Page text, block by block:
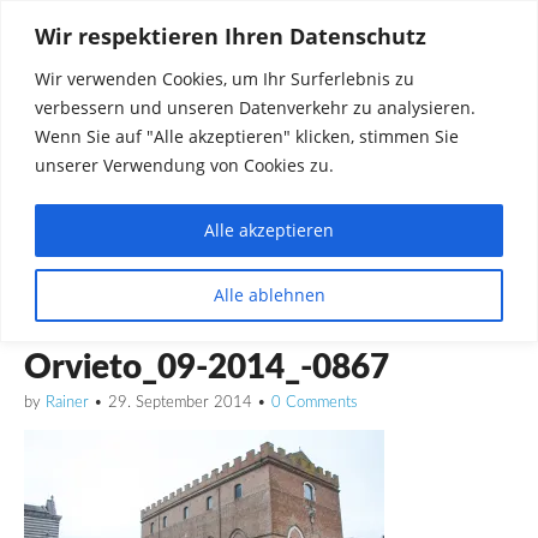
Wir respektieren Ihren Datenschutz
Wir verwenden Cookies, um Ihr Surferlebnis zu
verbessern und unseren Datenverkehr zu analysieren.
Wenn Sie auf "Alle akzeptieren" klicken, stimmen Sie
unserer Verwendung von Cookies zu.
Alle ablehnen
Alle akzeptieren
Rainer in Krawickel
Dinge die mich interessieren diskutieren
Orvieto_09-2014_-0867
by Rainer • 29. September 2014 • 0 Comments